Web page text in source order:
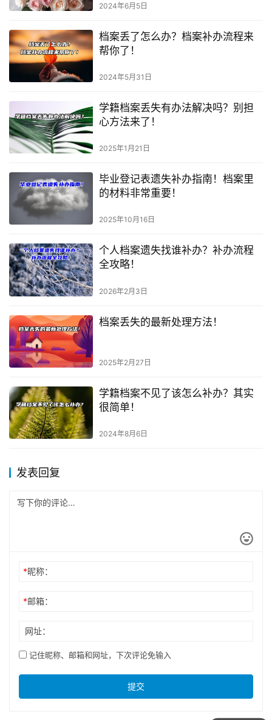
2024年6月5日
档案丢了怎么办？档案补办流程来
帮你了！
2024年5月31日
学籍档案丢失有办法解决吗？别担
心方法来了！
2025年1月21日
毕业登记表遗失补办指南！档案里
的材料非常重要！
2025年10月16日
个人档案遗失找谁补办？补办流程
全攻略！
2026年2月3日
档案丢失的最新处理方法！
2025年2月27日
学籍档案不见了该怎么补办？其实
很简单！
2024年8月6日
发表回复
*昵称：
*邮箱：
网址：
记住昵称、邮箱和网址，下次评论免输入
提交